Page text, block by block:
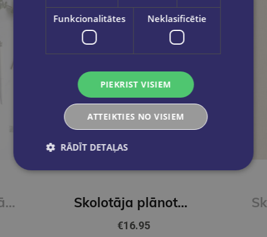
Plānotājs skolotājiem 26/27 Zila Skolotāja plānotājs. Ziedoņa klase. Zils
€16.95
Funkcionalitātes Neklasificētie
PIEKRIST VISIEM
ATTEIKTIES NO VISIEM
RĀDĪT DETAĻAS